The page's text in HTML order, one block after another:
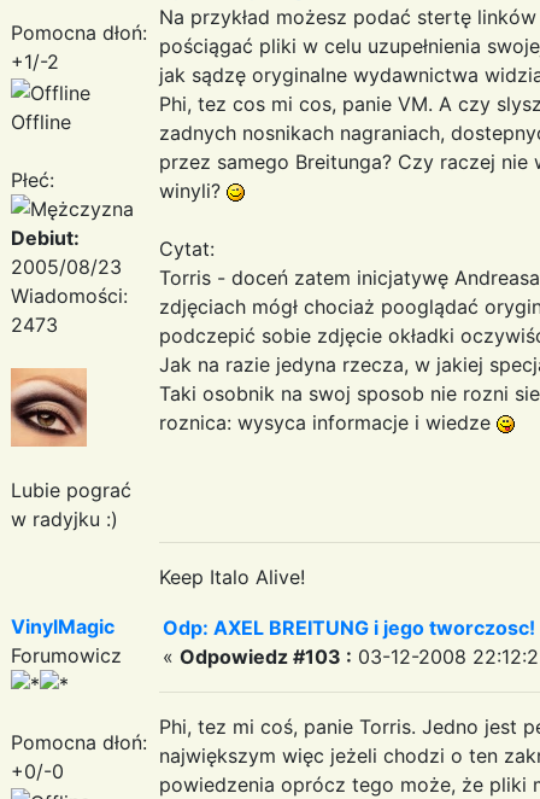
Pomocna dłoń:
+1/-2
Offline
Płeć:
Debiut:
2005/08/23
Wiadomości:
2473
Lubie pograć
w radyjku :)
Na przykład możesz podać stertę
pościągać pliki w celu uzupełnienia
jak sądzę oryginalne wydawnictwa
Phi, tez cos mi cos, panie VM. A czy
zadnych nosnikach nagraniach,
przez samego Breitunga? Czy raczej
winyli?
Cytat:
Torris - doceń zatem inicjatywę
zdjęciach mógł chociaż pooglądać
podczepić sobie zdjęcie okładki
Jak na razie jedyna rzecza, w jakiej
Taki osobnik na swoj sposob nie rozni
roznica: wysyca informacje i wiedze
Keep Italo Alive!
VinylMagic
Forumowicz
Pomocna dłoń:
+0/-0
Odp: AXEL BREITUNG i jego
« Odpowiedz #103 : 03-12-2008
Phi, tez mi coś, panie Torris. Jedno jest
największym więc jeżeli chodzi o ten
powiedzenia oprócz tego może, że pliki